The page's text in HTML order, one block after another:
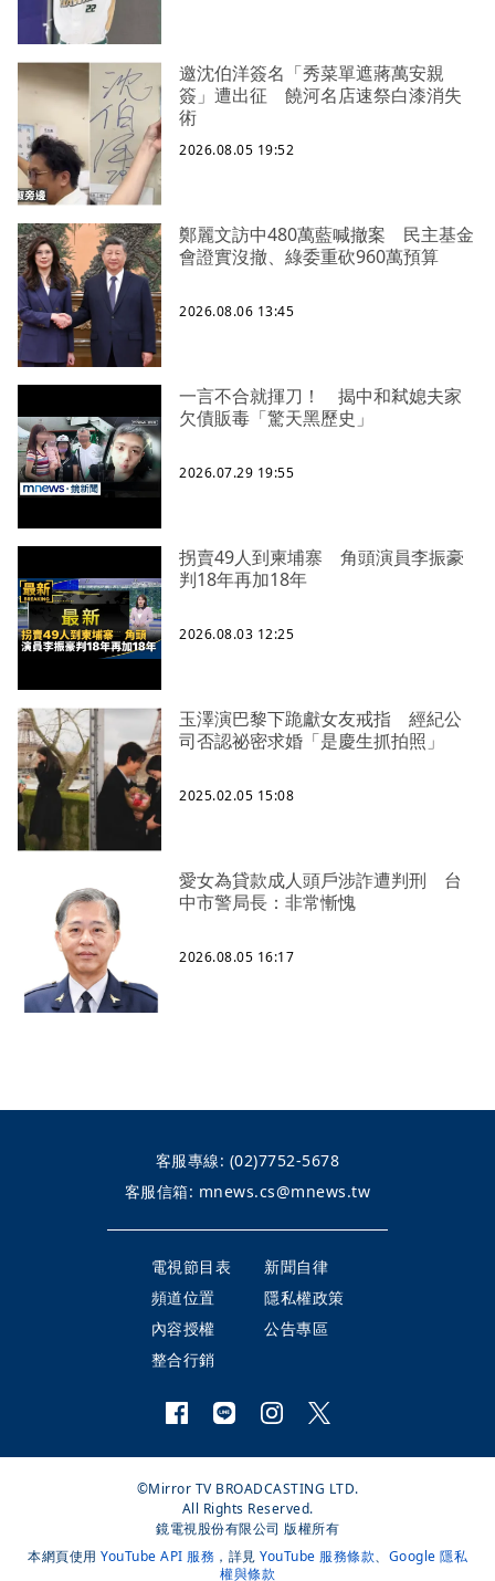
邀沈伯洋簽名「秀菜單遮蔣萬安親
簽」遭出征 饒河名店速祭白漆消失
術
2026.08.05 19:52
鄭麗文訪中480萬藍喊撤案 民主基金
會證實沒撤、綠委重砍960萬預算
2026.08.06 13:45
一言不合就揮刀！ 揭中和弒媳夫家
欠債販毒「驚天黑歷史」
2026.07.29 19:55
拐賣49人到柬埔寨 角頭演員李振豪
判18年再加18年
2026.08.03 12:25
玉澤演巴黎下跪獻女友戒指 經紀公
司否認祕密求婚「是慶生抓拍照」
2025.02.05 15:08
愛女為貸款成人頭戶涉詐遭判刑 台
中市警局長：非常慚愧
2026.08.05 16:17
客服專線: (02)7752-5678
客服信箱: mnews.cs@mnews.tw
電視節目表
新聞自律
頻道位置
隱私權政策
內容授權
公告專區
整合行銷
©Mirror TV BROADCASTING LTD.
All Rights Reserved.
鏡電視股份有限公司 版權所有
本網頁使用 YouTube API 服務 ，詳見 YouTube 服務條款、 Google 隱私
權與條款